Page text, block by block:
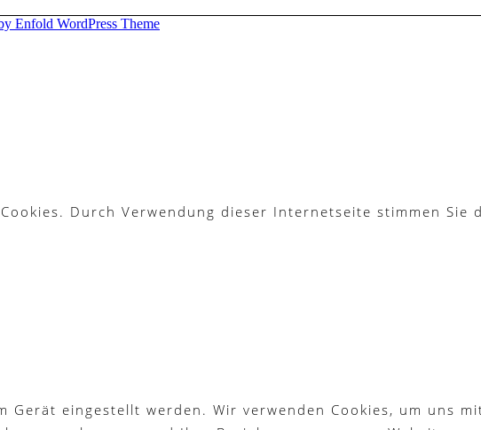
Enfold WordPress Theme
Durch Verwendung dieser Internetseite stimmen Sie
eingestellt werden. Wir verwenden Cookies, um uns